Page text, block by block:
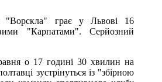
"Ворскла" грає у Львові 16
"Карпатами". Серйозний
о 17 годині 30 хвилин на
зустрінуться із "збірною